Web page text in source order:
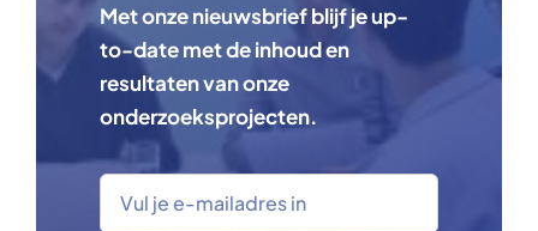
Met onze nieuwsbrief blijf je up-
to-date met de inhoud en
resultaten van onze
onderzoeksprojecten.